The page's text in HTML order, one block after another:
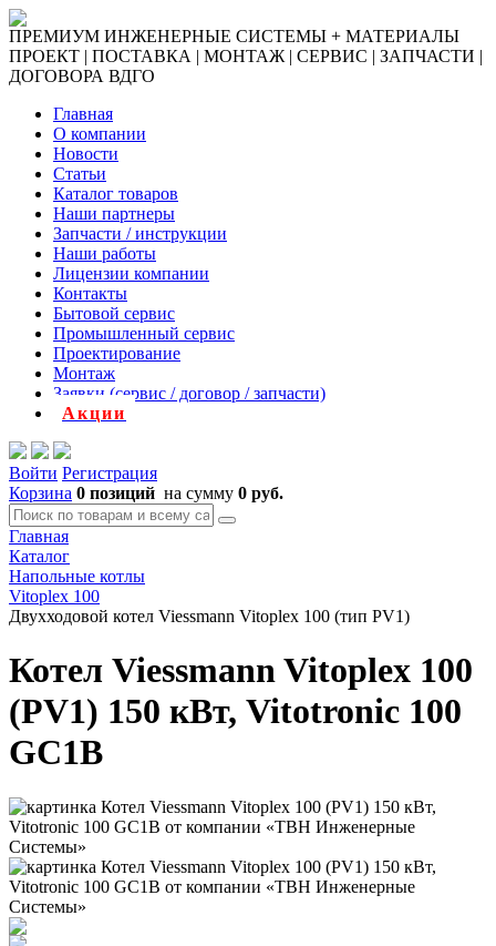
ПРЕМИУМ ИНЖЕНЕРНЫЕ СИСТЕМЫ + МАТЕРИАЛЫ
ПРОЕКТ | ПОСТАВКА | МОНТАЖ | СЕРВИС | ЗАПЧАСТИ |
ДОГОВОРА ВДГО
Главная
О компании
Новости
Статьи
Каталог товаров
Наши партнеры
Запчасти / инструкции
Наши работы
Лицензии компании
Контакты
Бытовой сервис
Промышленный сервис
Проектирование
Монтаж
Заявки (сервис / договор / запчасти)
Акции
Войти Регистрация
Корзина 0 позиций на сумму 0 руб.
Главная
Каталог
Напольные котлы
Vitoplex 100
Двухходовой котел Viessmann Vitoplex 100 (тип PV1)
Котел Viessmann Vitoplex 100
(PV1) 150 кВт, Vitotronic 100
GC1B